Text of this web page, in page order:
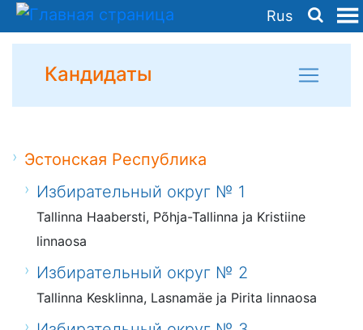
Rus
Кандидаты
Эстонская Республика
Избирательный округ № 1
Tallinna Haabersti, Põhja-Tallinna ja Kristiine
linnaosa
Избирательный округ № 2
Tallinna Kesklinna, Lasnamäe ja Pirita linnaosa